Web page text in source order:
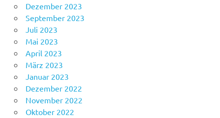
Dezember 2023
September 2023
Juli 2023
Mai 2023
April 2023
März 2023
Januar 2023
Dezember 2022
November 2022
Oktober 2022